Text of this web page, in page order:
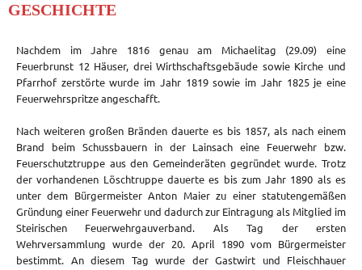
GESCHICHTE
Nachdem im Jahre 1816 genau am Michaelitag (29.09) eine
Feuerbrunst 12 Häuser, drei Wirthschaftsgebäude sowie Kirche und
Pfarrhof zerstörte wurde im Jahr 1819 sowie im Jahr 1825 je eine
Feuerwehrspritze angeschafft.
Nach weiteren großen Bränden dauerte es bis 1857, als nach einem
Brand beim Schussbauern in der Lainsach eine Feuerwehr bzw.
Feuerschutztruppe aus den Gemeinderäten gegründet wurde. Trotz
der vorhandenen Löschtruppe dauerte es bis zum Jahr 1890 als es
unter dem Bürgermeister Anton Maier zu einer statutengemäßen
Gründung einer Feuerwehr und dadurch zur Eintragung als Mitglied im
Steirischen Feuerwehrgauverband. Als Tag der ersten
Wehrversammlung wurde der 20. April 1890 vom Bürgermeister
bestimmt. An diesem Tag wurde der Gastwirt und Fleischhauer